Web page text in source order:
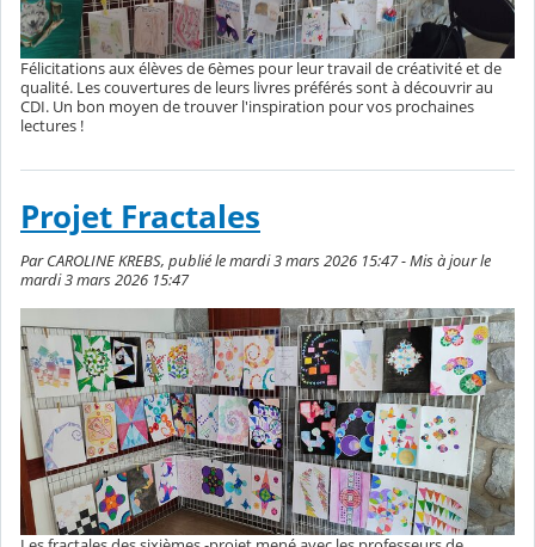
Félicitations aux élèves de 6èmes pour leur travail de créativité et de
qualité. Les couvertures de leurs livres préférés sont à découvrir au
CDI. Un bon moyen de trouver l'inspiration pour vos prochaines
lectures !
Projet Fractales
Par CAROLINE KREBS, publié le mardi 3 mars 2026 15:47 - Mis à jour le
mardi 3 mars 2026 15:47